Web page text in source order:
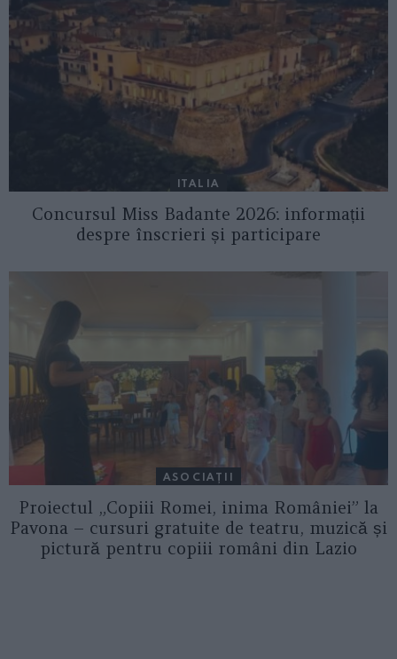
ITALIA
Concursul Miss Badante 2026: informații
despre înscrieri și participare
ASOCIAŢII
Proiectul „Copiii Romei, inima României” la
Pavona – cursuri gratuite de teatru, muzică și
pictură pentru copiii români din Lazio